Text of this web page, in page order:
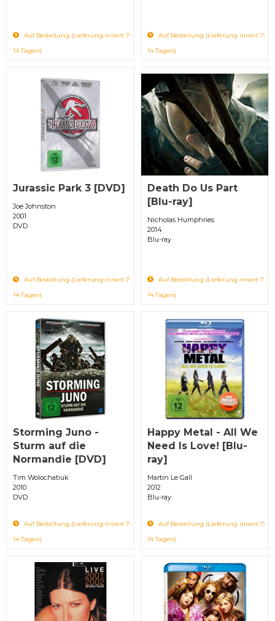
Auf Bestellung (Lieferung innert 7-
14 Tagen)
Auf Bestellung (Lieferung innert 7-
14 Tagen)
Jurassic Park 3 [DVD]
Joe Johnston
2001
DVD
Auf Bestellung (Lieferung innert 7-
14 Tagen)
Death Do Us Part
[Blu-ray]
Nicholas Humphries
2014
Blu-ray
Auf Bestellung (Lieferung innert 7-
14 Tagen)
Storming Juno -
Sturm auf die
Normandie [DVD]
Tim Wolochatiuk
2010
DVD
Auf Bestellung (Lieferung innert 7-
14 Tagen)
Happy Metal - All We
Need Is Love! [Blu-
ray]
Martin Le Gall
2012
Blu-ray
Auf Bestellung (Lieferung innert 7-
14 Tagen)